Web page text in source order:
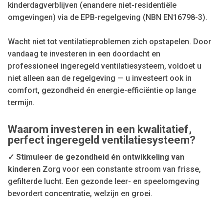
kinderdagverblijven (enandere niet-residentiële
omgevingen) via de EPB-regelgeving (NBN EN16798-3).
Wacht niet tot ventilatieproblemen zich opstapelen. Door
vandaag te investeren in een doordacht en
professioneel ingeregeld ventilatiesysteem, voldoet u
niet alleen aan de regelgeving — u investeert ook in
comfort, gezondheid én energie-efficiëntie op lange
termijn.
Waarom investeren in een kwalitatief,
perfect ingeregeld ventilatiesysteem?
✓ Stimuleer de gezondheid én ontwikkeling van
kinderen Zorg voor een constante stroom van frisse,
gefilterde lucht. Een gezonde leer- en speelomgeving
bevordert concentratie, welzijn en groei.